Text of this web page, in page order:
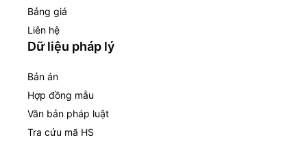
Bảng giá
Liên hệ
Dữ liệu pháp lý
Bản án
Hợp đồng mẫu
Văn bản pháp luật
Tra cứu mã HS